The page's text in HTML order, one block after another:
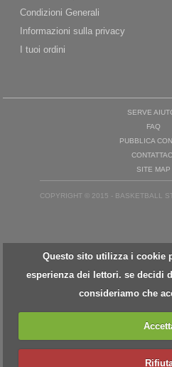
Condizioni Generali
Informazioni sulla privacy
I tuoi ordini
SERVE
FAQ
PUBBLICA
SITE MAP
COPYRIGHT © 2015 - BASKETBALL
Questo sito utilizza i cookie
esperienza dei lettori. se decidi
consideriamo che